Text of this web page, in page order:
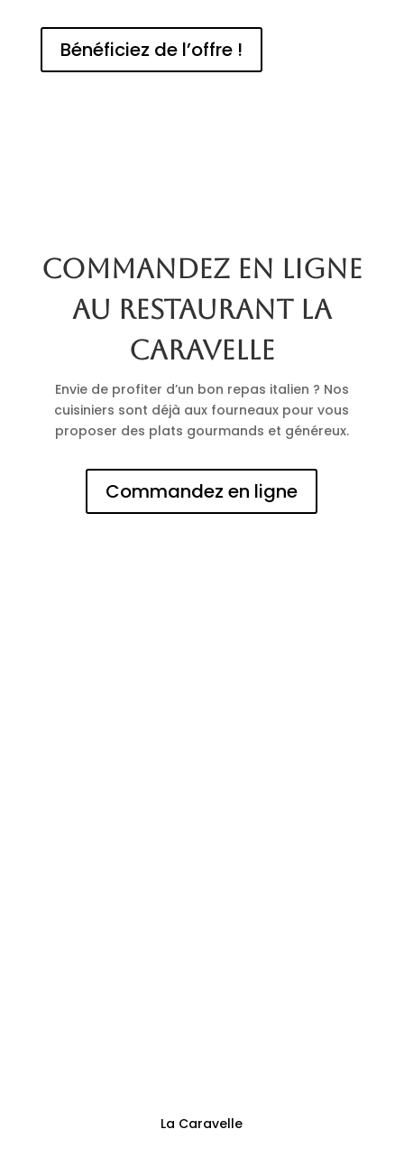
Bénéficiez de l’offre !
Commandez en ligne
au restaurant La
Caravelle
Envie de profiter d’un bon repas italien ? Nos
cuisiniers sont déjà aux fourneaux pour vous
proposer des plats gourmands et généreux.
Commandez en ligne
La Caravelle